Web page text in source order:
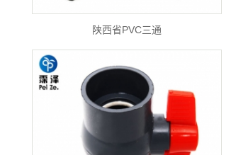
陕西省PVC三通